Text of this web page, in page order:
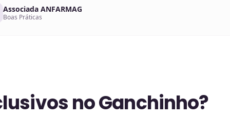
Associada ANFARMAG
Boas Práticas
no Ganchinho?